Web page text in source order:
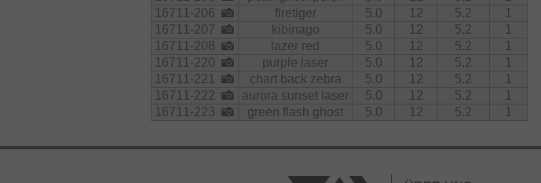
16711-206
firetiger 5.0 12 5.2
1
16711-207
kibinago 5.0 12 5.2
1
16711-208
lazer red 5.0 12 5.2
1
16711-220
purple laser 5.0 12 5.2
1
16711-221
chart back zebra 5.0 12 5.2
1
16711-222
aurora sunset laser 5.0 12 5.2
1
16711-223
green flash ghost 5.0 12 5.2 1